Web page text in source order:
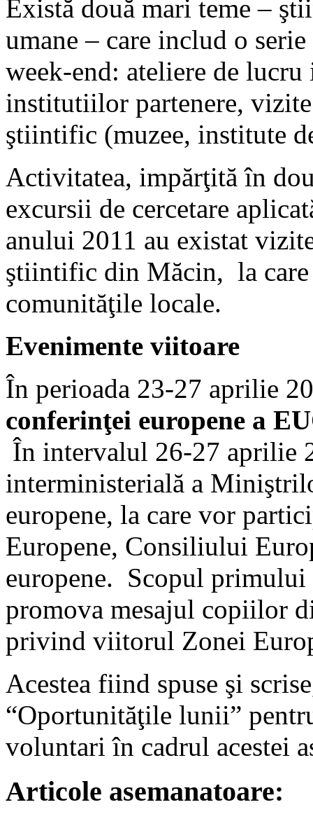
Există două mari teme –
umane – care includ o
week-end: ateliere de
institutiilor partenere,
ştiintific (muzee, institute
Activitatea, impărţită în
excursii de cercetare
anului 2011 au existat
ştiintific din Măcin, la
comunităţile locale.
Evenimente viitoare
În perioada 23-27 aprilie
conferinţei europene a
În intervalul 26-27 aprilie
interministerială a
europene, la care vor
Europene, Consiliului
europene. Scopul primului
promova mesajul copiilor
privind viitorul Zonei
Acestea fiind spuse şi
“Oportunităţile lunii”
voluntari în cadrul acestei
Articole asemanatoare: